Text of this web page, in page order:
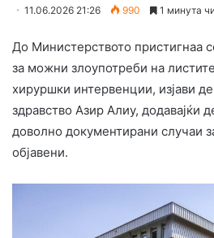
11.06.2026 21:26 990 1 минута
До Министерството пристигнаа
за можни злоупотреби на
хируршки интервенции, изјави
здравство Азир Алиу, додавајќи
доволно документирани случаи
објавени.